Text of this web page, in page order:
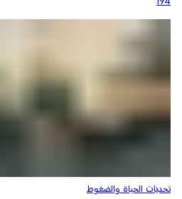
تحديات الحياة والضغوط